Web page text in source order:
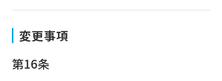
変更事項
第16条